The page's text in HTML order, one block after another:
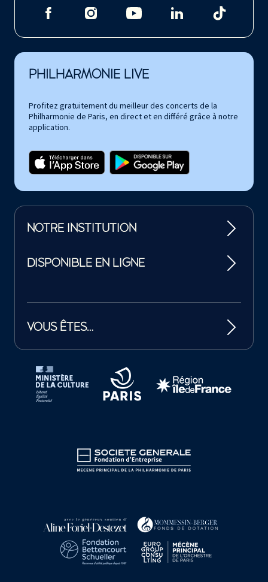
PHILHARMONIE LIVE
Profitez gratuitement du meilleur des concerts de la
Philharmonie de Paris, en direct et en différé grâce à notre
application.
NOTRE INSTITUTION
DISPONIBLE EN LIGNE
VOUS ÊTES…
Tutelles et mécènes de la Philharmonie de Paris